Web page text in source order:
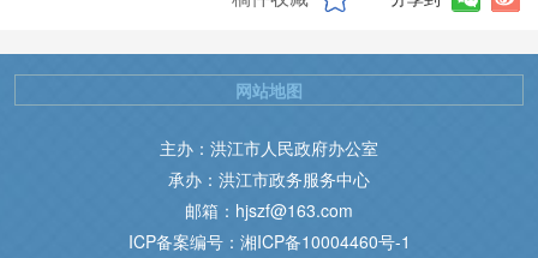
主办：洪江市人民政府办公室
承办：洪江市政务服务中心
邮箱：hjszf@163.com
ICP备案编号：湘ICP备10004460号-1
网站地图